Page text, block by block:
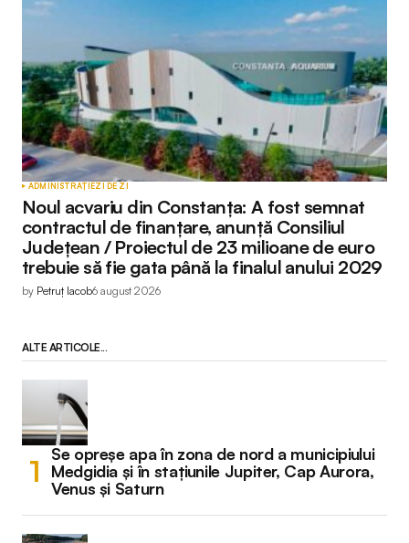
ADMINISTRAȚIEZI DE ZI
Noul acvariu din Constanța: A fost semnat
contractul de finanțare, anunță Consiliul
Județean / Proiectul de 23 milioane de euro
trebuie să fie gata până la finalul anului 2029
by Petruț Iacob6 august 2026
ALTE ARTICOLE...
Se opreșe apa în zona de nord a municipiului
Medgidia și în stațiunile Jupiter, Cap Aurora,
Venus și Saturn